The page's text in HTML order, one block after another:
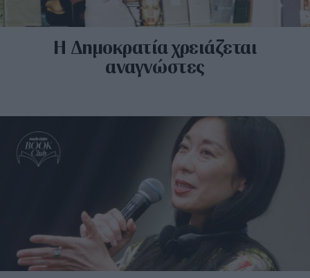
Η Δημοκρατία χρειάζεται
αναγνώστες